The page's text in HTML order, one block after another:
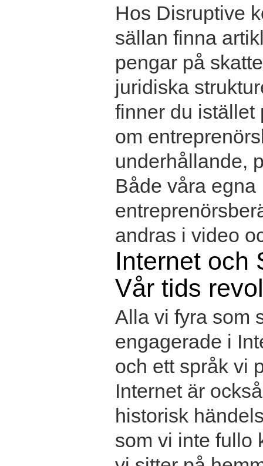
Hos Disruptive
sällan finna
pengar på
juridiska
finner du istället
om
underhållande,
Både våra egna
andras i video
Internet och
Vår tids
Alla vi fyra som
engagerade i
och ett språk vi
Internet är
historisk
som vi inte fullo